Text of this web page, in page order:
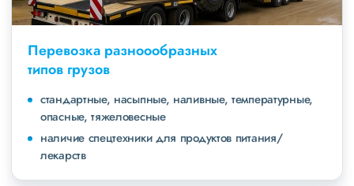
Перевозка разноообразных
типов грузов
стандартные, насыпные, наливные, температурные,
опасные, тяжеловесные
наличие спецтехники для продуктов питания/
лекарств